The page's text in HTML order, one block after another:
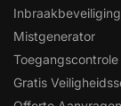
Inbraakbeveiliging
Mistgenerator
Toegangscontrole
Gratis